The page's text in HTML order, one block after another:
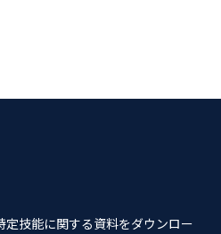
技能に関する資料をダウンロー